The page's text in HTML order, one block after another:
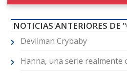
NOTICIAS ANTERIORES DE
Devilman Crybaby
Hanna, una serie realmente